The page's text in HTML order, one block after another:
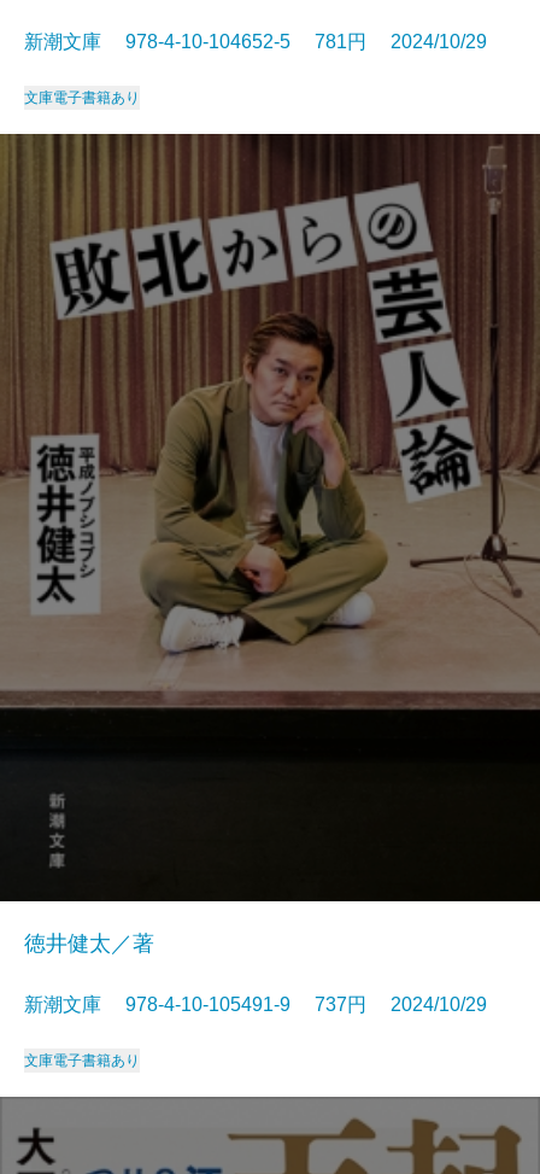
新潮文庫 978-4-10-104652-5 781円 2024/10/29
文庫電子書籍あり
徳井健太／著
新潮文庫 978-4-10-105491-9 737円 2024/10/29
文庫電子書籍あり